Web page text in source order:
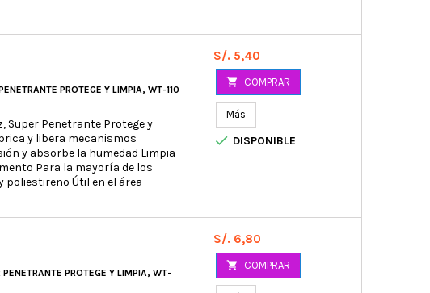
PROTEGE Y LIMPIA, WT-110
Super Penetrante Protege y
y libera mecanismos
y absorbe la humedad Limpia
Para la mayoría de los
Útil en el área
Precio
S/. 5,40
 COMPRAR
Más
 DISPONIBLE
PROTEGE Y LIMPIA, WT-
Precio
S/. 6,80
 COMPRAR